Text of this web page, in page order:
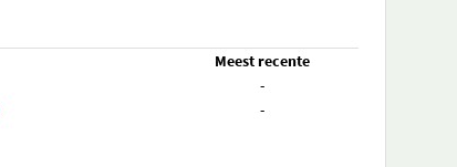
Meest recente
-
-